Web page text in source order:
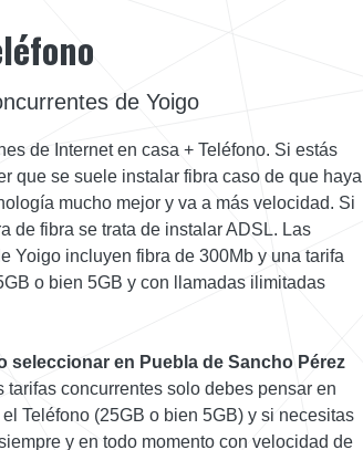
de Yoigo
de Internet en casa + Teléfono. Si estás
que se suele instalar fibra caso de que haya
mucho mejor y va a más velocidad. Si
de fibra se trata de instalar ADSL. Las
Yoigo incluyen fibra de 300Mb y una tarifa
o bien 5GB y con llamadas ilimitadas
seleccionar en Puebla de Sancho Pérez
tarifas concurrentes solo debes pensar en
Teléfono (25GB o bien 5GB) y si necesitas
y en todo momento con velocidad de